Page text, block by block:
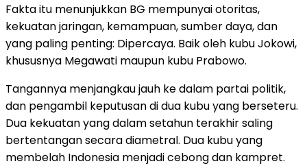
Fakta itu menunjukkan BG mempunyai otoritas,
kekuatan jaringan, kemampuan, sumber daya, dan
yang paling penting: Dipercaya. Baik oleh kubu Jokowi,
khususnya Megawati maupun kubu Prabowo.
Tangannya menjangkau jauh ke dalam partai politik,
dan pengambil keputusan di dua kubu yang berseteru.
Dua kekuatan yang dalam setahun terakhir saling
bertentangan secara diametral. Dua kubu yang
membelah Indonesia menjadi cebong dan kampret.